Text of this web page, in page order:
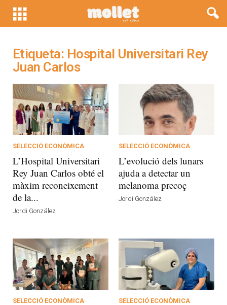
Etiqueta: Hospital Universitari Rey
Juan Carlos
SELECCIÓ ECONÒMICA
L’Hospital Universitari
Rey Juan Carlos obté el
màxim reconeixement
de la...
Jordi González
SELECCIÓ ECONÒMICA
L’evolució dels lunars
ajuda a detectar un
melanoma precoç
Jordi González
SELECCIÓ ECONÒMICA SELECCIÓ ECONÒMICA